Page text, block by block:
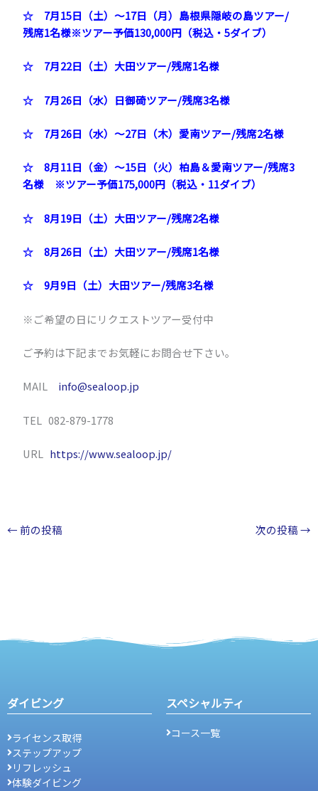
☆ 7月15日（土）～17日（月）島根県隠岐の島ツアー/
残席1名様※ツアー予価130,000円（税込・5ダイブ）
☆ 7月22日（土）大田ツアー/残席1名様
☆ 7月26日（水）日御碕ツアー/残席3名様
☆ 7月26日（水）～27日（木）愛南ツアー/残席2名様
☆ 8月11日（金）～15日（火）柏島＆愛南ツアー/残席3
名様 ※ツアー予価175,000円（税込・11ダイブ）
☆ 8月19日（土）大田ツアー/残席2名様
☆ 8月26日（土）大田ツアー/残席1名様
☆ 9月9日（土）大田ツアー/残席3名様
※ご希望の日にリクエストツアー受付中
ご予約は下記までお気軽にお問合せ下さい。
MAIL info@sealoop.jp
TEL 082-879-1778
URL https://www.sealoop.jp/
← 前の投稿 次の投稿→
ダイビング
ライセンス取得
ステップアップ
リフレッシュ
体験ダイビング
スペシャルティ
コース一覧